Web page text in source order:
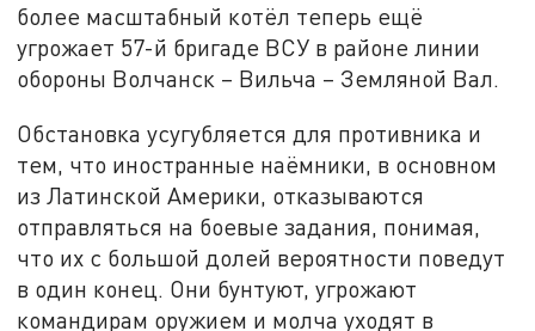
более масштабный котёл теперь ещё
угрожает 57-й бригаде ВСУ в районе линии
обороны Волчанск – Вильча – Земляной Вал.
Обстановка усугубляется для противника и
тем, что иностранные наёмники, в основном
из Латинской Америки, отказываются
отправляться на боевые задания, понимая,
что их с большой долей вероятности поведут
в один конец. Они бунтуют, угрожают
командирам оружием и молча уходят в